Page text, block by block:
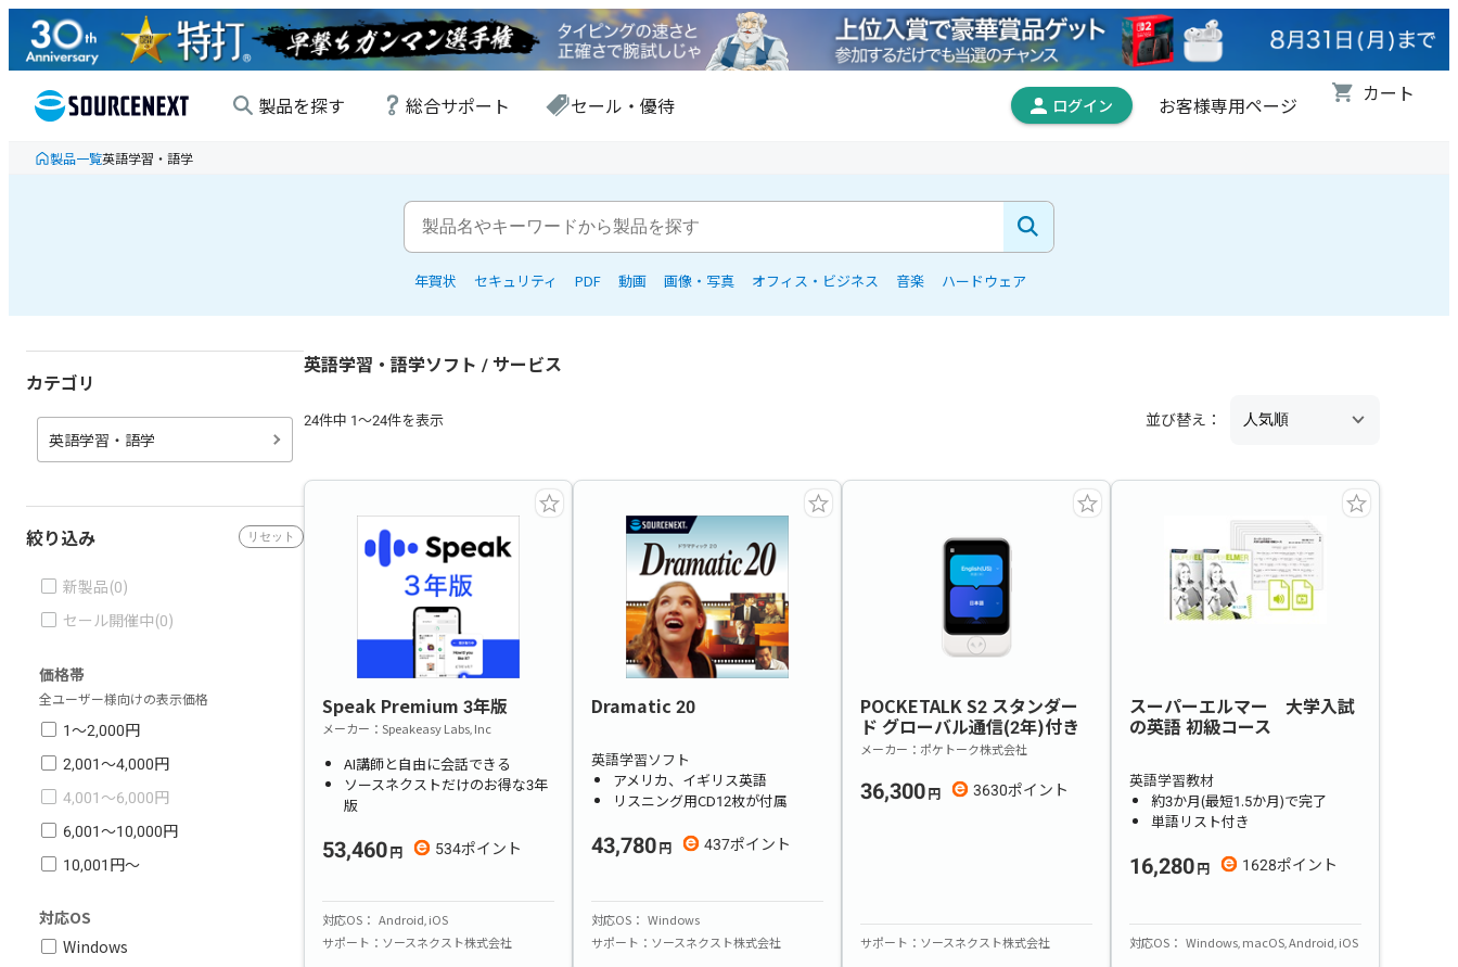
製品を探す 総合サポート セール・優待 お客様専用ページ
製品一覧英語学習・語学
年賀状 セキュリティ PDF 動画 画像・写真 オフィス・ビジネス 音楽 ハードウェア
カテゴリ
英語学習・語学
絞り込み リセット
新製品(0)
セール開催中(0)
価格帯
全ユーザー様向けの表示価格
1〜2,000円
2,001〜4,000円
4,001〜6,000円
6,001〜10,000円
10,001円〜
対応OS
Windows
英語学習・語学ソフト / サービス
24件中 1～24件を表示 並び替え
Speak Premium 3年版
メーカー Speakeasy Labs, Inc
AI講師と自由に会話できる
ソースネクストだけのお得な3年
版
53,460 534
対応OS Android iOS
サポート
ソースネクスト株式会社
Dramatic 20
英語学習ソフト
アメリカ、イギリス英語
リスニング用CD12枚が付属
43,780 437
対応OS
Windows
サポート
ソースネクスト株式会社
POCKETALK S2 スタンダー
ド グローバル通信(2年)付き
メーカー ポケトーク株式会社
36,300 3630
サポート ソースネクスト株式会社
スーパーエルマー 大学入試
の英語 初級コース
英語学習教材
約3か月(最短1.5か月)で完了
単語リスト付き
16,280 1628
対応OS Windows macOS Android iOS